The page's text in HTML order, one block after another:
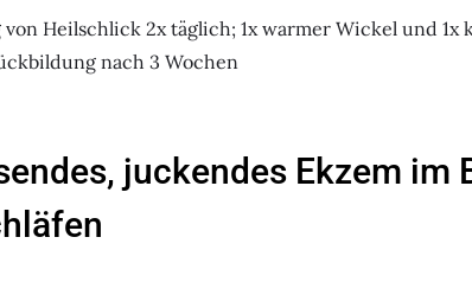
Heilschlick 2x täglich; 1x warmer Wickel und 1x
nach 3 Wochen
juckendes Ekzem im